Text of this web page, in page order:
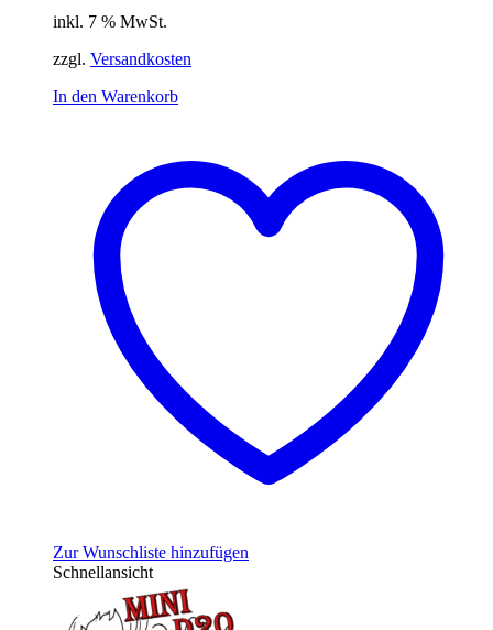
inkl. 7 % MwSt.
zzgl. Versandkosten
In den Warenkorb
Zur Wunschliste hinzufügen
Schnellansicht